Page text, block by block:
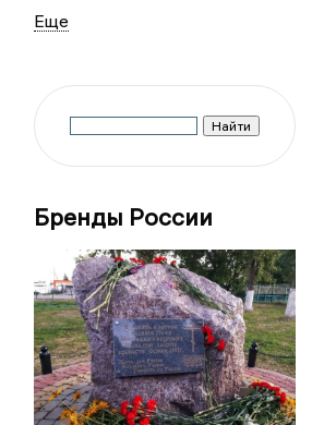
Бренды России